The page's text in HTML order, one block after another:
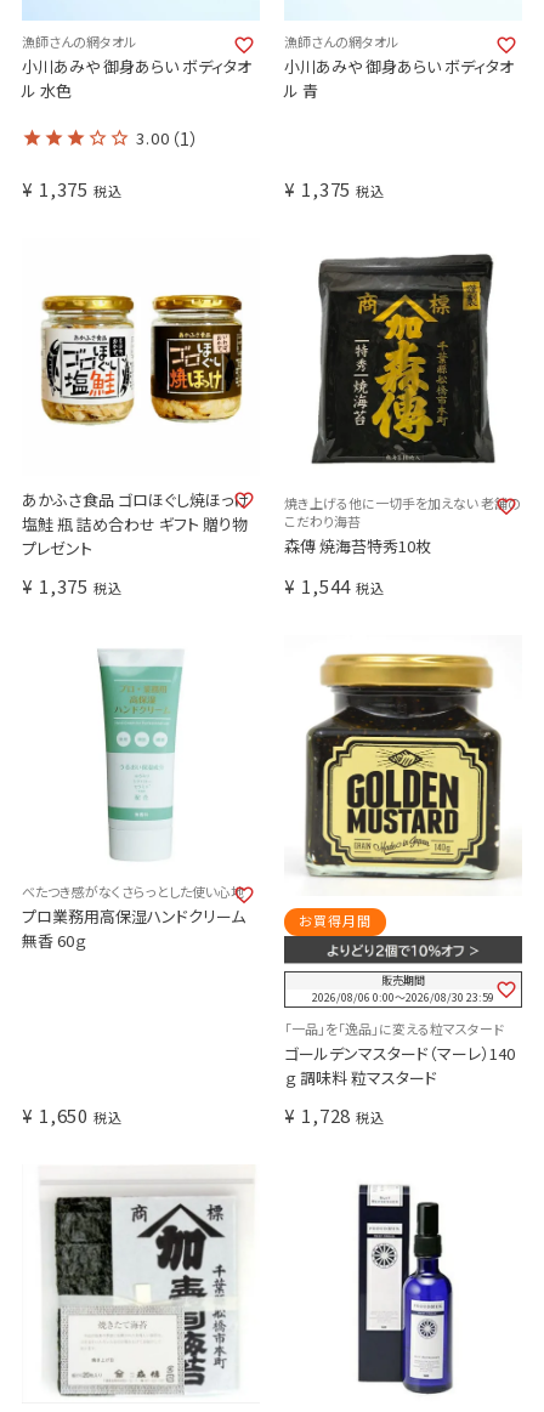
漁師さんの網タオル
小川あみや 御身あらい ボディタオ
ル 水色
3.00 （1）
¥ 1,375 税込
漁師さんの網タオル
小川あみや 御身あらい ボディタオ
ル 青
¥ 1,375 税込
あかふさ食品 ゴロほぐし焼ほっけ
塩鮭 瓶 詰め合わせ ギフト 贈り物
プレゼント
¥ 1,375 税込
焼き上げる他に一切手を加えない 老舗の
こだわり海苔
森傳 焼海苔特秀10枚
¥ 1,544 税込
べたつき感がなくさらっとした使い心地
プロ業務用高保湿ハンドクリーム
無香 60ｇ
¥ 1,650 税込
お買得月間
販売期間
2026/08/06 0:00〜2026/08/30 23:59
「一品」を「逸品」に変える粒マスタード
ゴールデンマスタード（マーレ）140
ｇ 調味料 粒マスタード
¥ 1,728 税込